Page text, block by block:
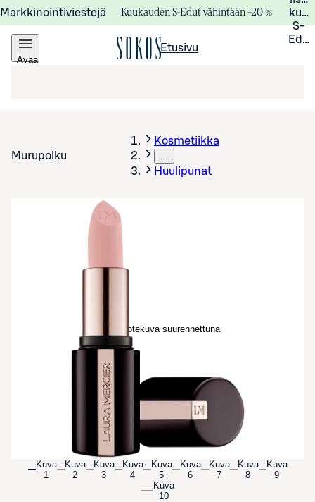
Markkinointiviestejä Kuukauden S-Edut vähintään –20 %
S-
Avaa
Etusivu
Murupolku
Kosmetiikka
…
Huulipunat
Avaa tuotekuva suurennettuna
Kuva
1
Kuva
2
Kuva
3
Kuva
4
Kuva
5
Kuva
6
Kuva
7
Kuva
8
Kuva
9
Kuva
10